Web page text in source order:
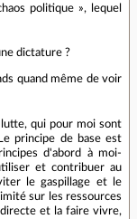
politique », lequel
dictature ?
quand même de voir
qui pour moi sont
principe de base est
d'abord à moi-
et contribuer au
le gaspillage et le
sur les ressources
et la faire vivre,